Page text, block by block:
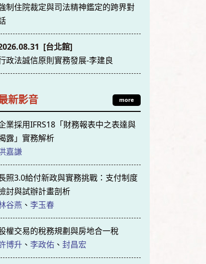
制住院裁定與司法精神鑑定的跨界對
[台北館]
政法誠信原則實務發展-李建良
新影音 more
業採用IFRS18「財務報表中之表達與
露」實務解析
嘉謙
照3.0給付新政與實務挑戰：支付制度
討與試辦計畫剖析
谷燕 、 李玉春
權交易的稅務規劃與房地合一稅
博升 、 李政佑 、 封昌宏